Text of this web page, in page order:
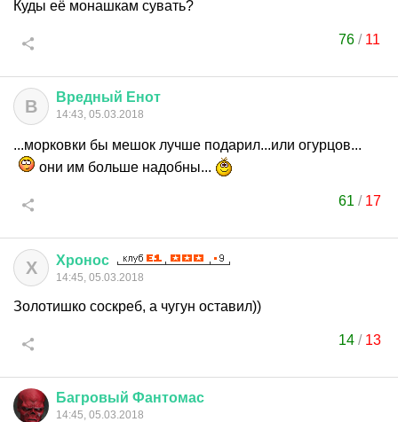
Куды её монашкам сувать?
76 / 11
В Вредный Енот
14:43, 05.03.2018
...морковки бы мешок лучше подарил...или огурцов...
они им больше надобны...
61 / 17
Х Хронос
14:45, 05.03.2018
Золотишко соскреб, а чугун оставил))
14/ 13
Багровый Фантомас
14:45, 05.03.2018